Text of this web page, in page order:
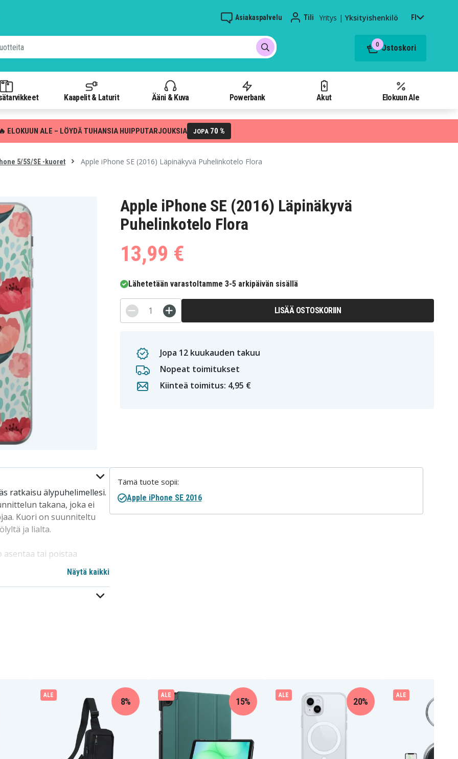
Asiakaspalvelu Tili Yritys | Yksityishenkilö FI
0 Ostoskori
Kaapelit & Laturit Ääni & Kuva Powerbank Akut Elokuun Ale
ELOKUUN ALE – LÖYDÄ TUHANSIA HUIPPUTARJOUKSIA JOPA 70 %
5/5S/SE -kuoret Apple iPhone SE (2016) Läpinäkyvä Puhelinkotelo Flora
Apple iPhone SE (2016) Läpinäkyvä
Puhelinkotelo Flora
13,99 €
Lähetetään varastoltamme 3-5 arkipäivän sisällä
LISÄÄ OSTOSKORIIN
Jopa 12 kuukauden takuu
Nopeat toimitukset
Kiinteä toimitus: 4,95 €
ratkaisu älypuhelimellesi.
takana, joka ei
Kuori on suunniteltu
ja lialta.
tai poistaa
riskiä. Tämä on
syystä. Korkealaatuinen ja
valinta
Erityisesti sovitettu
langattoman latauksen
ja suojaamaan
suojan kaikille reunoille,
ja eleganssin
samalla tarjoten
Näytä kaikki
Tämä tuote sopii:
Apple iPhone SE 2016
ALE
8%
ALE
15%
ALE
20%
ALE